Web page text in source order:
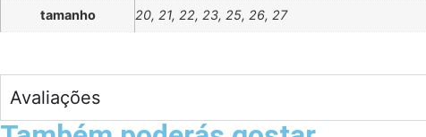
tamanho 20, 21, 22, 23, 25, 26, 27
Avaliações